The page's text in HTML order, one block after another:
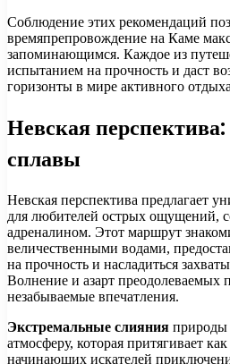
Соблюдение этих рекомендаций
времяпрепровождение на Каме
запоминающимся. Каждое из
испытанием на прочность и даст
горизонты в мире активного
Невская
сплавы
Невская перспектива предлагает
для любителей острых ощущений,
адреналином. Этот маршрут
величественными водами,
на прочность и насладиться
Волнение и азарт преодолеваемых
незабываемые впечатления.
Экстремальные слияния природы
атмосферу, которая притягивает
начинающих искателей